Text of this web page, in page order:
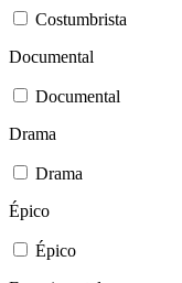
Costumbrista
Documental
Documental
Drama
Drama
Épico
Épico